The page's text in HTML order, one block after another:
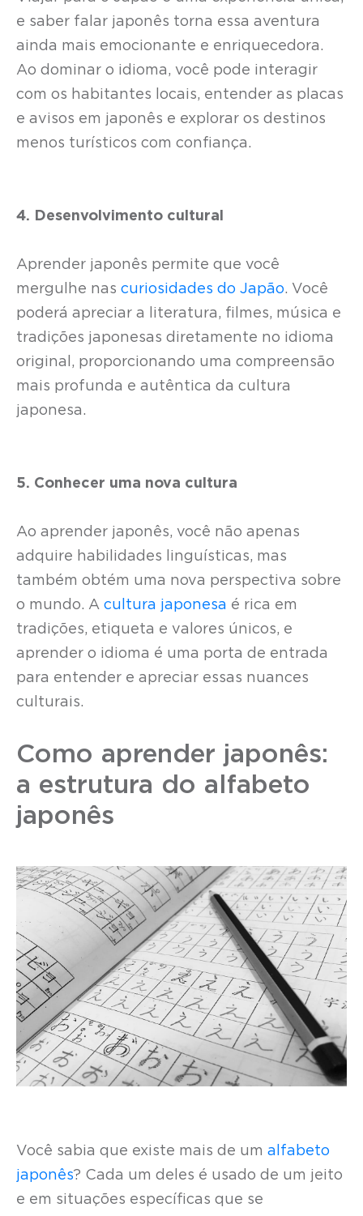
e saber falar japonês torna essa aventura
ainda mais emocionante e enriquecedora.
Ao dominar o idioma, você pode interagir
com os habitantes locais, entender as placas
e avisos em japonês e explorar os destinos
menos turísticos com confiança.
4. Desenvolvimento cultural
Aprender japonês permite que você
mergulhe nas curiosidades do Japão. Você
poderá apreciar a literatura, filmes, música e
tradições japonesas diretamente no idioma
original, proporcionando uma compreensão
mais profunda e autêntica da cultura
japonesa.
5. Conhecer uma nova cultura
Ao aprender japonês, você não apenas
adquire habilidades linguísticas, mas
também obtém uma nova perspectiva sobre
o mundo. A cultura japonesa é rica em
tradições, etiqueta e valores únicos, e
aprender o idioma é uma porta de entrada
para entender e apreciar essas nuances
culturais.
Como aprender japonês:
a estrutura do alfabeto
japonês
Você sabia que existe mais de um alfabeto
japonês? Cada um deles é usado de um jeito
e em situações específicas que se